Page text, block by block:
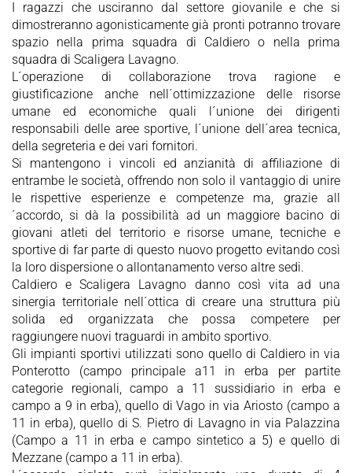
I ragazzi che usciranno dal settore giovanile e che si
dimostreranno agonisticamente già pronti potranno trovare
spazio nella prima squadra di Caldiero o nella prima
squadra di Scaligera Lavagno.
L´operazione di collaborazione trova ragione e
giustificazione anche nell´ottimizzazione delle risorse
umane ed economiche quali l´unione dei dirigenti
responsabili delle aree sportive, l´unione dell´area tecnica,
della segreteria e dei vari fornitori.
Si mantengono i vincoli ed anzianità di affiliazione di
entrambe le società, offrendo non solo il vantaggio di unire
le rispettive esperienze e competenze ma, grazie all
´accordo, si dà la possibilità ad un maggiore bacino di
giovani atleti del territorio e risorse umane, tecniche e
sportive di far parte di questo nuovo progetto evitando così
la loro dispersione o allontanamento verso altre sedi.
Caldiero e Scaligera Lavagno danno così vita ad una
sinergia territoriale nell´ottica di creare una struttura più
solida ed organizzata che possa competere per
raggiungere nuovi traguardi in ambito sportivo.
Gli impianti sportivi utilizzati sono quello di Caldiero in via
Ponterotto (campo principale a11 in erba per partite
categorie regionali, campo a 11 sussidiario in erba e
campo a 9 in erba), quello di Vago in via Ariosto (campo a
11 in erba), quello di S. Pietro di Lavagno in via Palazzina
(Campo a 11 in erba e campo sintetico a 5) e quello di
Mezzane (campo a 11 in erba).